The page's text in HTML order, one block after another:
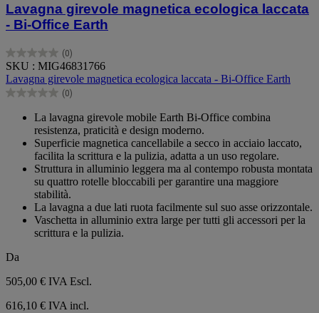
Lavagna girevole magnetica ecologica laccata
- Bi-Office Earth
(0)
0.0
su
5
stelle.
SKU : MIG46831766
Lavagna girevole magnetica ecologica laccata - Bi-Office Earth
(0)
0.0
La lavagna girevole mobile Earth Bi-Office combina
resistenza, praticità e design moderno.
Superficie magnetica cancellabile a secco in acciaio laccato,
facilita la scrittura e la pulizia, adatta a un uso regolare.
Struttura in alluminio leggera ma al contempo robusta montata
su quattro rotelle bloccabili per garantire una maggiore
stabilità.
La lavagna a due lati ruota facilmente sul suo asse orizzontale.
Vaschetta in alluminio extra large per tutti gli accessori per la
scrittura e la pulizia.
Da
505,00 € IVA Escl.
616,10 € IVA incl.